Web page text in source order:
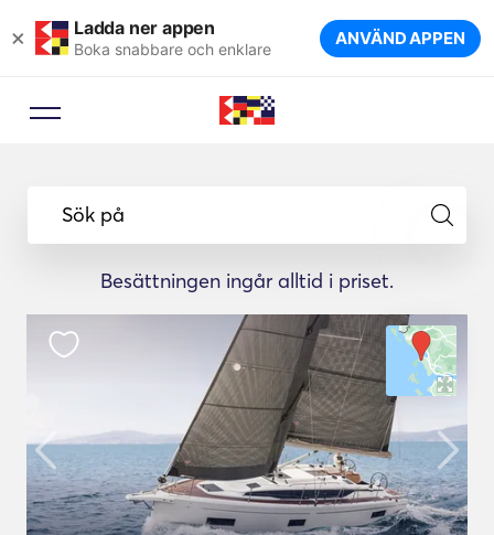
× Ladda ner appen
Boka snabbare och enklare ANVÄND APPEN
Sök på
Besättningen ingår alltid i priset.